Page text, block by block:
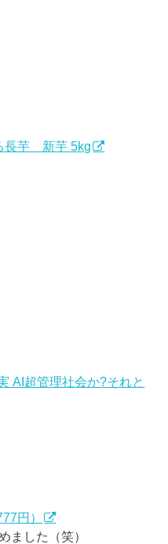
長芋 新芋 5kg
AI超管理社会か?それと
円）
した（笑）